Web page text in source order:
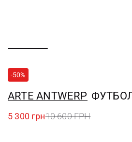
-50%
ARTE ANTWERP
5 300 грн10 600 ГРН